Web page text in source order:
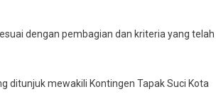
dengan pembagian dan kriteria yang telah
ditunjuk mewakili Kontingen Tapak Suci Kota